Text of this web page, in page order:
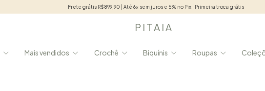
Frete grátis R$899,90 | Até 6x sem juros e 5% no Pix | Primeira troca grátis
P I T A I A
Mais vendidos Crochê Biquínis Roupas